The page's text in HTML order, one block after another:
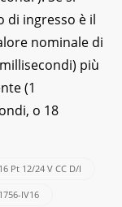
di ingresso è il
nominale di
più
(1
o 18
Pt 12/24 V CC D/I
IV16